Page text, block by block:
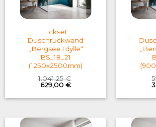
Eckset
Duschrückwand
„Bergsee Idylle“
BS_18_21
(1250x2500mm)
1.041,25€
Original
price
was:
629,00 €Current
is: